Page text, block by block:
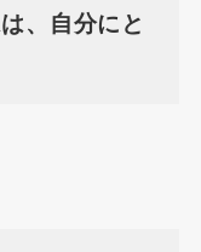
、自分にと